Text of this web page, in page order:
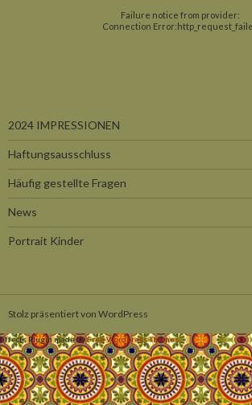
Failure notice from provider:
Connection
2024 IMPRESSIONEN
Haftungsausschluss
Häufig gestellte Fragen
News
Portrait Kinder
Stolz präsentiert von WordPress
Effects Plugin made byFree Wordpress Themes